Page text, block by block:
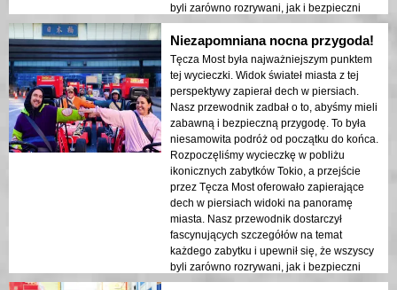
byli zarówno rozrywani, jak i bezpieczni
przez cały czas trwania doświadczenia.
Światła miasta odbijające się w zatoce
stworzyły senna atmosferę, która
pozostawiła trwałe wrażenie. Ta wycieczka
jest idealna dla osób odwiedzających po
raz pierwszy, które pragną połączyć
przygodę z zwiedzaniem. Kontrast między
nowoczesnymi strukturami Tokio a
historycznymi obszarami był pięknie
ukazany w nocnych światłach. Gorąco
polecam tę wycieczkę każdemu!
Niezapomniana nocna przygoda!
Tęcza Most była najważniejszym punktem
tej wycieczki. Widok świateł miasta z tej
perspektywy zapierał dech w piersiach.
Nasz przewodnik zadbał o to, abyśmy mieli
zabawną i bezpieczną przygodę. To była
niesamowita podróż od początku do końca.
Rozpoczęliśmy wycieczkę w pobliżu
ikonicznych zabytków Tokio, a przejście
przez Tęcza Most oferowało zapierające
dech w piersiach widoki na panoramę
miasta. Nasz przewodnik dostarczył
fascynujących szczegółów na temat
każdego zabytku i upewnił się, że wszyscy
byli zarówno rozrywani, jak i bezpieczni
przez cały czas trwania doświadczenia.